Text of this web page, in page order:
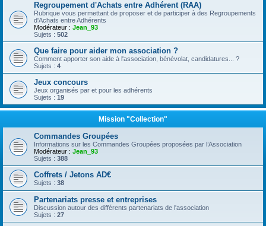
Regroupement d'Achats entre Adhérent (RAA)
Rubrique vous permettant de proposer et de participer à des Regroupements
d'Achats entre Adhérents
Modérateur : Jean_93
Sujets : 502
Que faire pour aider mon association ?
Comment apporter son aide à l'association, bénévolat, candidatures... ?
Sujets : 4
Jeux concours
Jeux organisés par et pour les adhérents
Sujets : 19
Mission "Collection"
Commandes Groupées
Informations sur les Commandes Groupées proposées par l’Association
Modérateur : Jean_93
Sujets : 388
Coffrets / Jetons AD€
Sujets : 38
Partenariats presse et entreprises
Discussion autour des différents partenariats de l'association
Sujets : 27